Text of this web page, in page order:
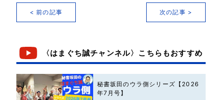
< 前の記事 次の記事 >
〈はまぐち誠チャンネル〉こちらもおすすめ
秘書坂田のウラ側シリーズ【2026
年7月号】